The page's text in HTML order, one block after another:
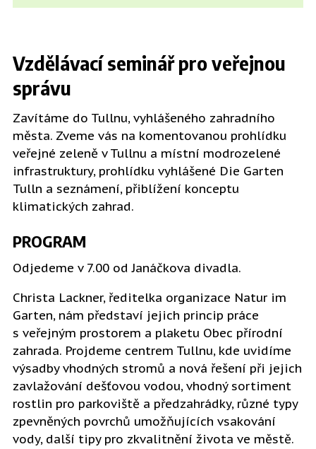
Vzdělávací seminář pro veřejnou
správu
Zavítáme do Tullnu, vyhlášeného zahradního
města. Zveme vás na komentovanou prohlídku
veřejné zeleně v Tullnu a místní modrozelené
infrastruktury, prohlídku vyhlášené Die Garten
Tulln a seznámení, přiblížení konceptu
klimatických zahrad.
PROGRAM
Odjedeme v 7.00 od Janáčkova divadla.
Christa Lackner, ředitelka organizace Natur im
Garten, nám představí jejich princip práce
s veřejným prostorem a plaketu Obec přírodní
zahrada. Projdeme centrem Tullnu, kde uvidíme
výsadby vhodných stromů a nová řešení při jejich
zavlažování dešťovou vodou, vhodný sortiment
rostlin pro parkoviště a předzahrádky, různé typy
zpevněných povrchů umožňujících vsakování
vody, další tipy pro zkvalitnění života ve městě.